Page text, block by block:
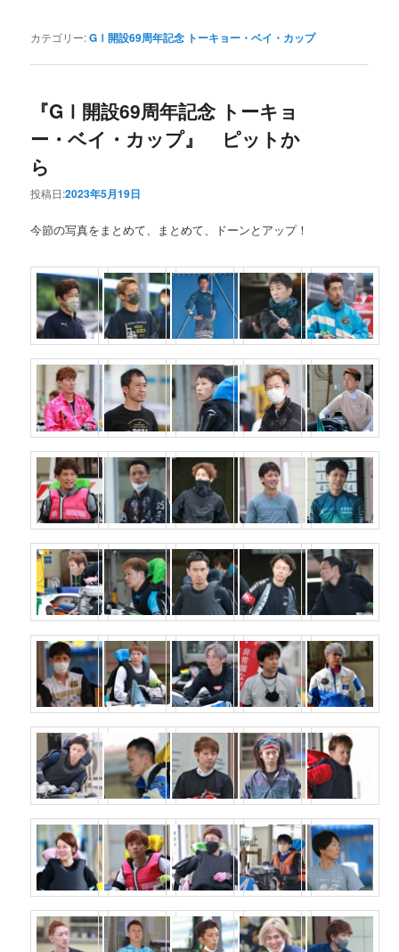
カテゴリー:GⅠ開設69周年記念 トーキョー・ベイ・カップ
『GⅠ開設69周年記念 トーキョ
ー・ベイ・カップ』 ピットか
ら
投稿日:2023年5月19日
今節の写真をまとめて、まとめて、ドーンとアップ！